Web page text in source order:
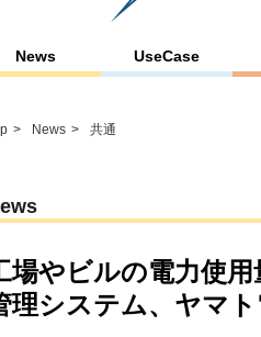
News UseCase
News 共通
場やビルの電力使
理システム、ヤマ